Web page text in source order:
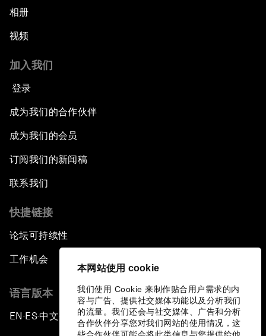
本网站使用 cookie
我们使用 Cookie 来制作贴合用户需求的内
容与广告、提供社交媒体功能以及分析我们
的流量。我们还会与社交媒体、广告和分析
合作伙伴分享您对我们网站的使用情况，这
相册
视频
加入我们
登录
成为我们的合作伙伴
成为我们的会员
订阅我们的新闻稿
联系我们
快捷链接
论坛可持续性
工作机会
语言版本
EN ▪ES▪中文▪ 日本語